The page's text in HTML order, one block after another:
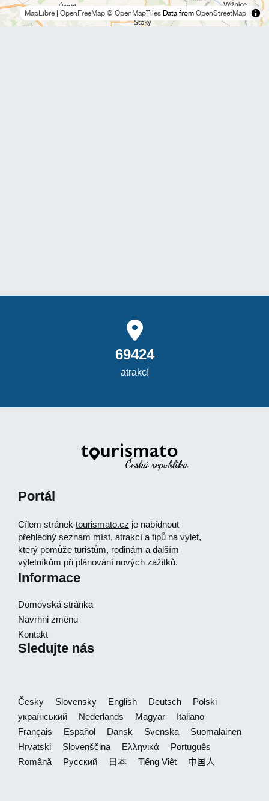
MapLibre OpenFreeMap © OpenMapTiles Data from OpenStreetMap
69424
atrakcí
Portál
Cílem stránek tourismato.cz je nabídnout
přehledný seznam míst, atrakcí a tipů na výlet,
který pomůže turistům, rodinám a dalším
výletníkům při plánování nových zážitků.
Informace
Domovská stránka
Navrhni změnu
Kontakt
Sledujte nás
Česky Slovensky English Deutsch
Polski
український
Nederlands Magyar
Italiano
Français
Español Dansk Svenska
Suomalainen
Hrvatski
Slovenščina Ελληνικά
Português
Română
Русский 日本 Tiếng Việt 中国人